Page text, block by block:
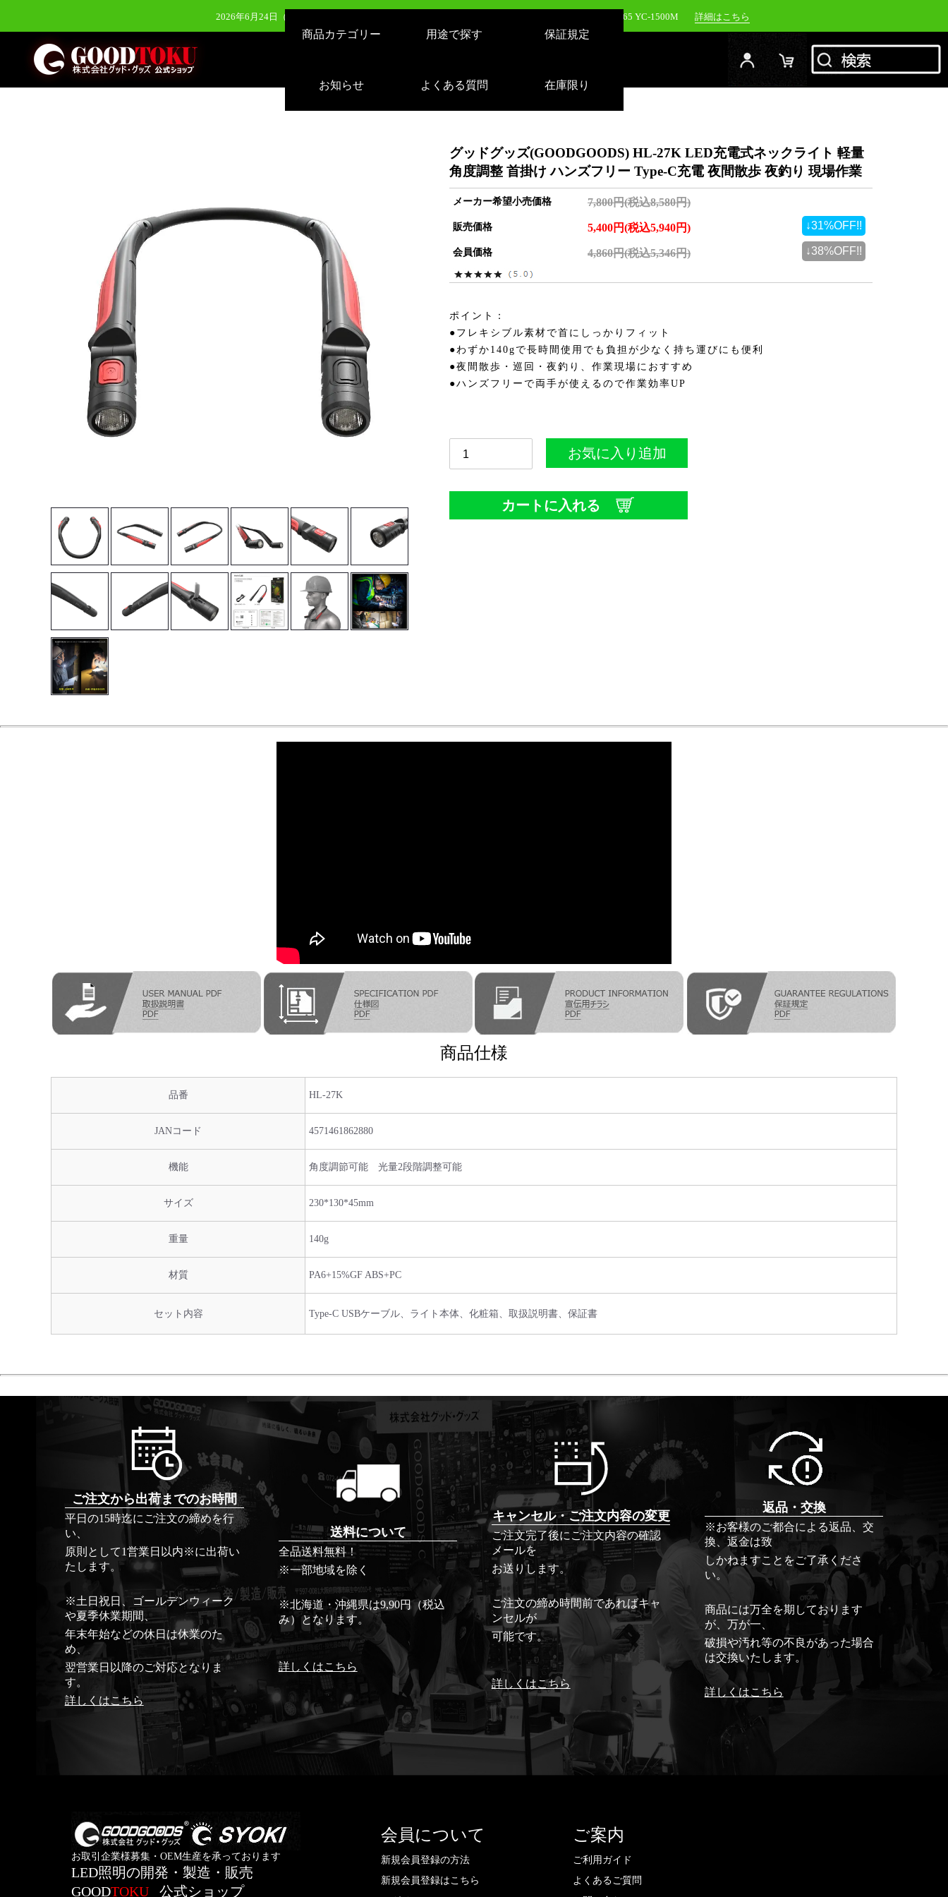
2026年6月24日（水）新発売：LEDサーチライト 充電式 10000lm 1500m遠距離照射 スタンドつき IP65 YC-1500M 詳細はこちら
2026年7月28日（火）新発売：500W LEDバルーンライト AirGlowエアグロウ EVO KT-BL500NW
2026年7月28日（火）新発売：320W LEDバルーンライト AirGlowエアグロウ EVO KT-BL320NW
商品カテゴリー 用途で探す 保証規定
お知らせ よくある質問 在庫限り
グッドグッズ(GOODGOODS) HL-27K LED充電式ネックライト 軽量
角度調整 首掛け ハンズフリー Type-C充電 夜間散歩 夜釣り 現場作業
メーカー希望小売価格 7,800円(税込8,580円)
販売価格 5,400円(税込5,940円) ↓31%OFF!!
会員価格 4,860円(税込5,346円) ↓38%OFF!!
ポイント：
●フレキシブル素材で首にしっかりフィット
●わずか140gで長時間使用でも負担が少なく持ち運びにも便利
●夜間散歩・巡回・夜釣り、作業現場におすすめ
●ハンズフリーで両手が使えるので作業効率UP
お気に入り追加
カートに入れる
商品仕様
品番 HL-27K
JANコード 4571461862880
機能 角度調節可能 光量2段階調整可能
サイズ 230*130*45mm
重量 140g
材質 PA6+15%GF ABS+PC
セット内容 Type-C USBケーブル、ライト本体、化粧箱、取扱説明書、保証書
ご注文から出荷までのお時間
平日の15時迄にご注文の締めを行
い、
原則として1営業日以内※に出荷い
たします。
※土日祝日、ゴールデンウィーク
や夏季休業期間、
年末年始などの休日は休業のた
め、
翌営業日以降のご対応となりま
す。
詳しくはこちら
送料について
全品送料無料！
※一部地域を除く
※北海道・沖縄県は9,90円（税込
み）となります。
詳しくはこちら
キャンセル・ご注文内容の変更
ご注文完了後にご注文内容の確認
メールを
お送りします。
ご注文の締め時間前であればキャ
ンセルが
可能です。
詳しくはこちら
返品・交換
※お客様のご都合による返品、交
換、返金は致
しかねますことをご了承くださ
い。
商品には万全を期しております
が、万が一、
破損や汚れ等の不良があった場合
は交換いたします。
詳しくはこちら
お取引企業様募集・OEM生産を承っております
LED照明の開発・製造・販売
GOODTOKU 公式ショップ
会員について
新規会員登録の方法
新規会員登録はこちら
ご案内
ご利用ガイド
よくあるご質問